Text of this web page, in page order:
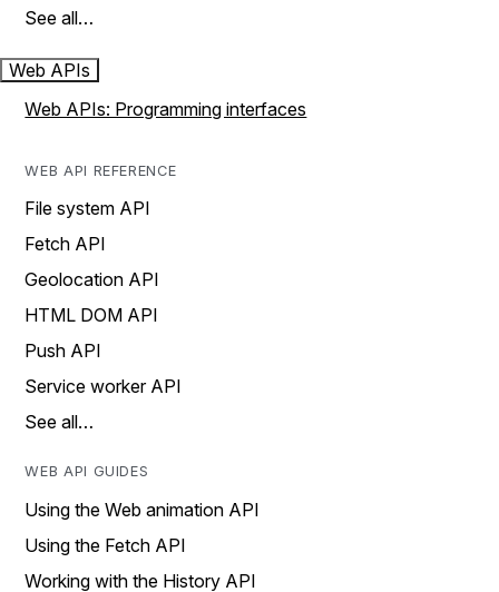
See all…
Web APIs
Web APIs: Programming interfaces
WEB API REFERENCE
File system API
Fetch API
Geolocation API
HTML DOM API
Push API
Service worker API
See all…
WEB API GUIDES
Using the Web animation API
Using the Fetch API
Working with the History API